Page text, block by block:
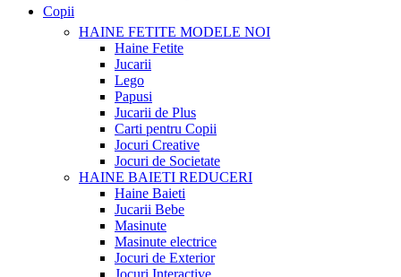
Copii
HAINE FETITE MODELE NOI
Haine Fetite
Jucarii
Lego
Papusi
Jucarii de Plus
Carti pentru Copii
Jocuri Creative
Jocuri de Societate
HAINE BAIETI REDUCERI
Haine Baieti
Jucarii Bebe
Masinute
Masinute electrice
Jocuri de Exterior
Jocuri Interactive